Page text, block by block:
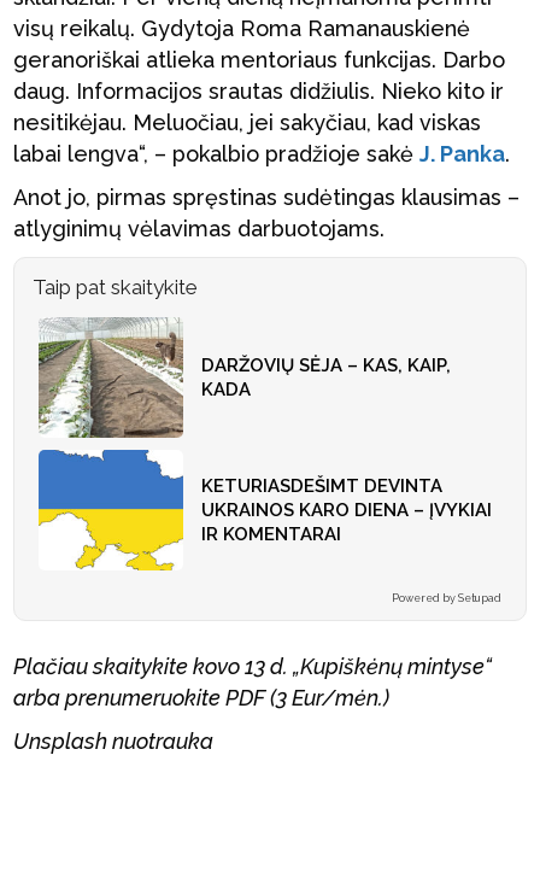
visų reikalų. Gydytoja Roma Ramanauskienė
geranoriškai atlieka mentoriaus funkcijas. Darbo
daug. Informacijos srautas didžiulis. Nieko kito ir
nesitikėjau. Meluočiau, jei sakyčiau, kad viskas
labai lengva“, – pokalbio pradžioje sakėJ. Panka.
Anot jo, pirmas spręstinas sudėtingas klausimas –
atlyginimų vėlavimas darbuotojams.
Taip pat skaitykite
DARŽOVIŲ SĖJA – KAS, KAIP,
KADA
KETURIASDEŠIMT DEVINTA
UKRAINOS KARO DIENA – ĮVYKIAI
IR KOMENTARAI
Powered by Setupad
Plačiau skaitykite kovo 13 d. „Kupiškėnų mintyse“
arba prenumeruokite PDF (3 Eur/mėn.)
Unsplashnuotrauka